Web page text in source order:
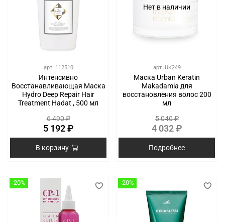
арт. 112510
Интенсивно
Восстанавливающая Маска
Hydro Deep Repair Hair
Treatment Hadat , 500 мл
6 490 ₽
5 192 ₽
В корзину
Нет в наличии
арт. UK249
Маска Urban Keratin
Makadamia для
восстановления волос 200
мл
5 040 ₽
4 032 ₽
Подробнее
-20% -20%